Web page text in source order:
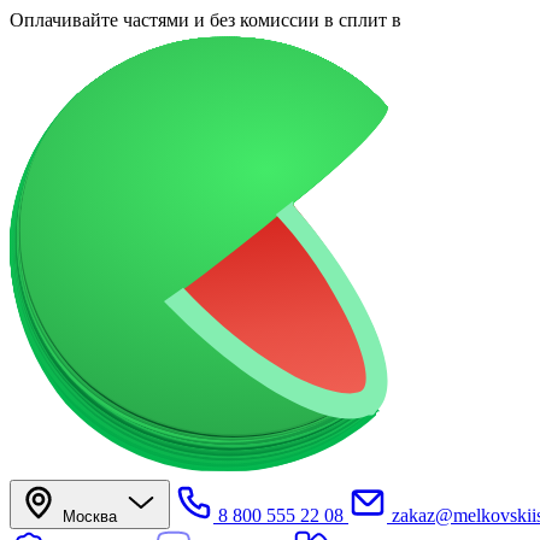
Оплачивайте частями и без комиссии в сплит в
Москва 8 800 555 22 08